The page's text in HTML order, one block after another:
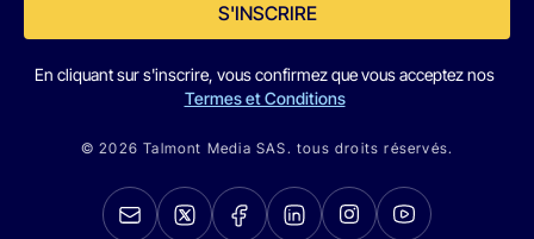
S'INSCRIRE
En cliquant sur s'inscrire, vous confirmez que vous acceptez nos
Termes et Conditions
© 2026 Talmont Media SAS. tous droits réservés.